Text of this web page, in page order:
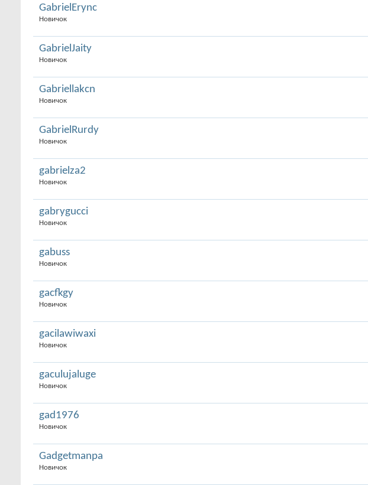
GabrielErync
Новичок
GabrielJaity
Новичок
Gabriellakcn
Новичок
GabrielRurdy
Новичок
gabrielza2
Новичок
gabrygucci
Новичок
gabuss
Новичок
gacfkgy
Новичок
gacilawiwaxi
Новичок
gaculujaluge
Новичок
gad1976
Новичок
Gadgetmanpa
Новичок